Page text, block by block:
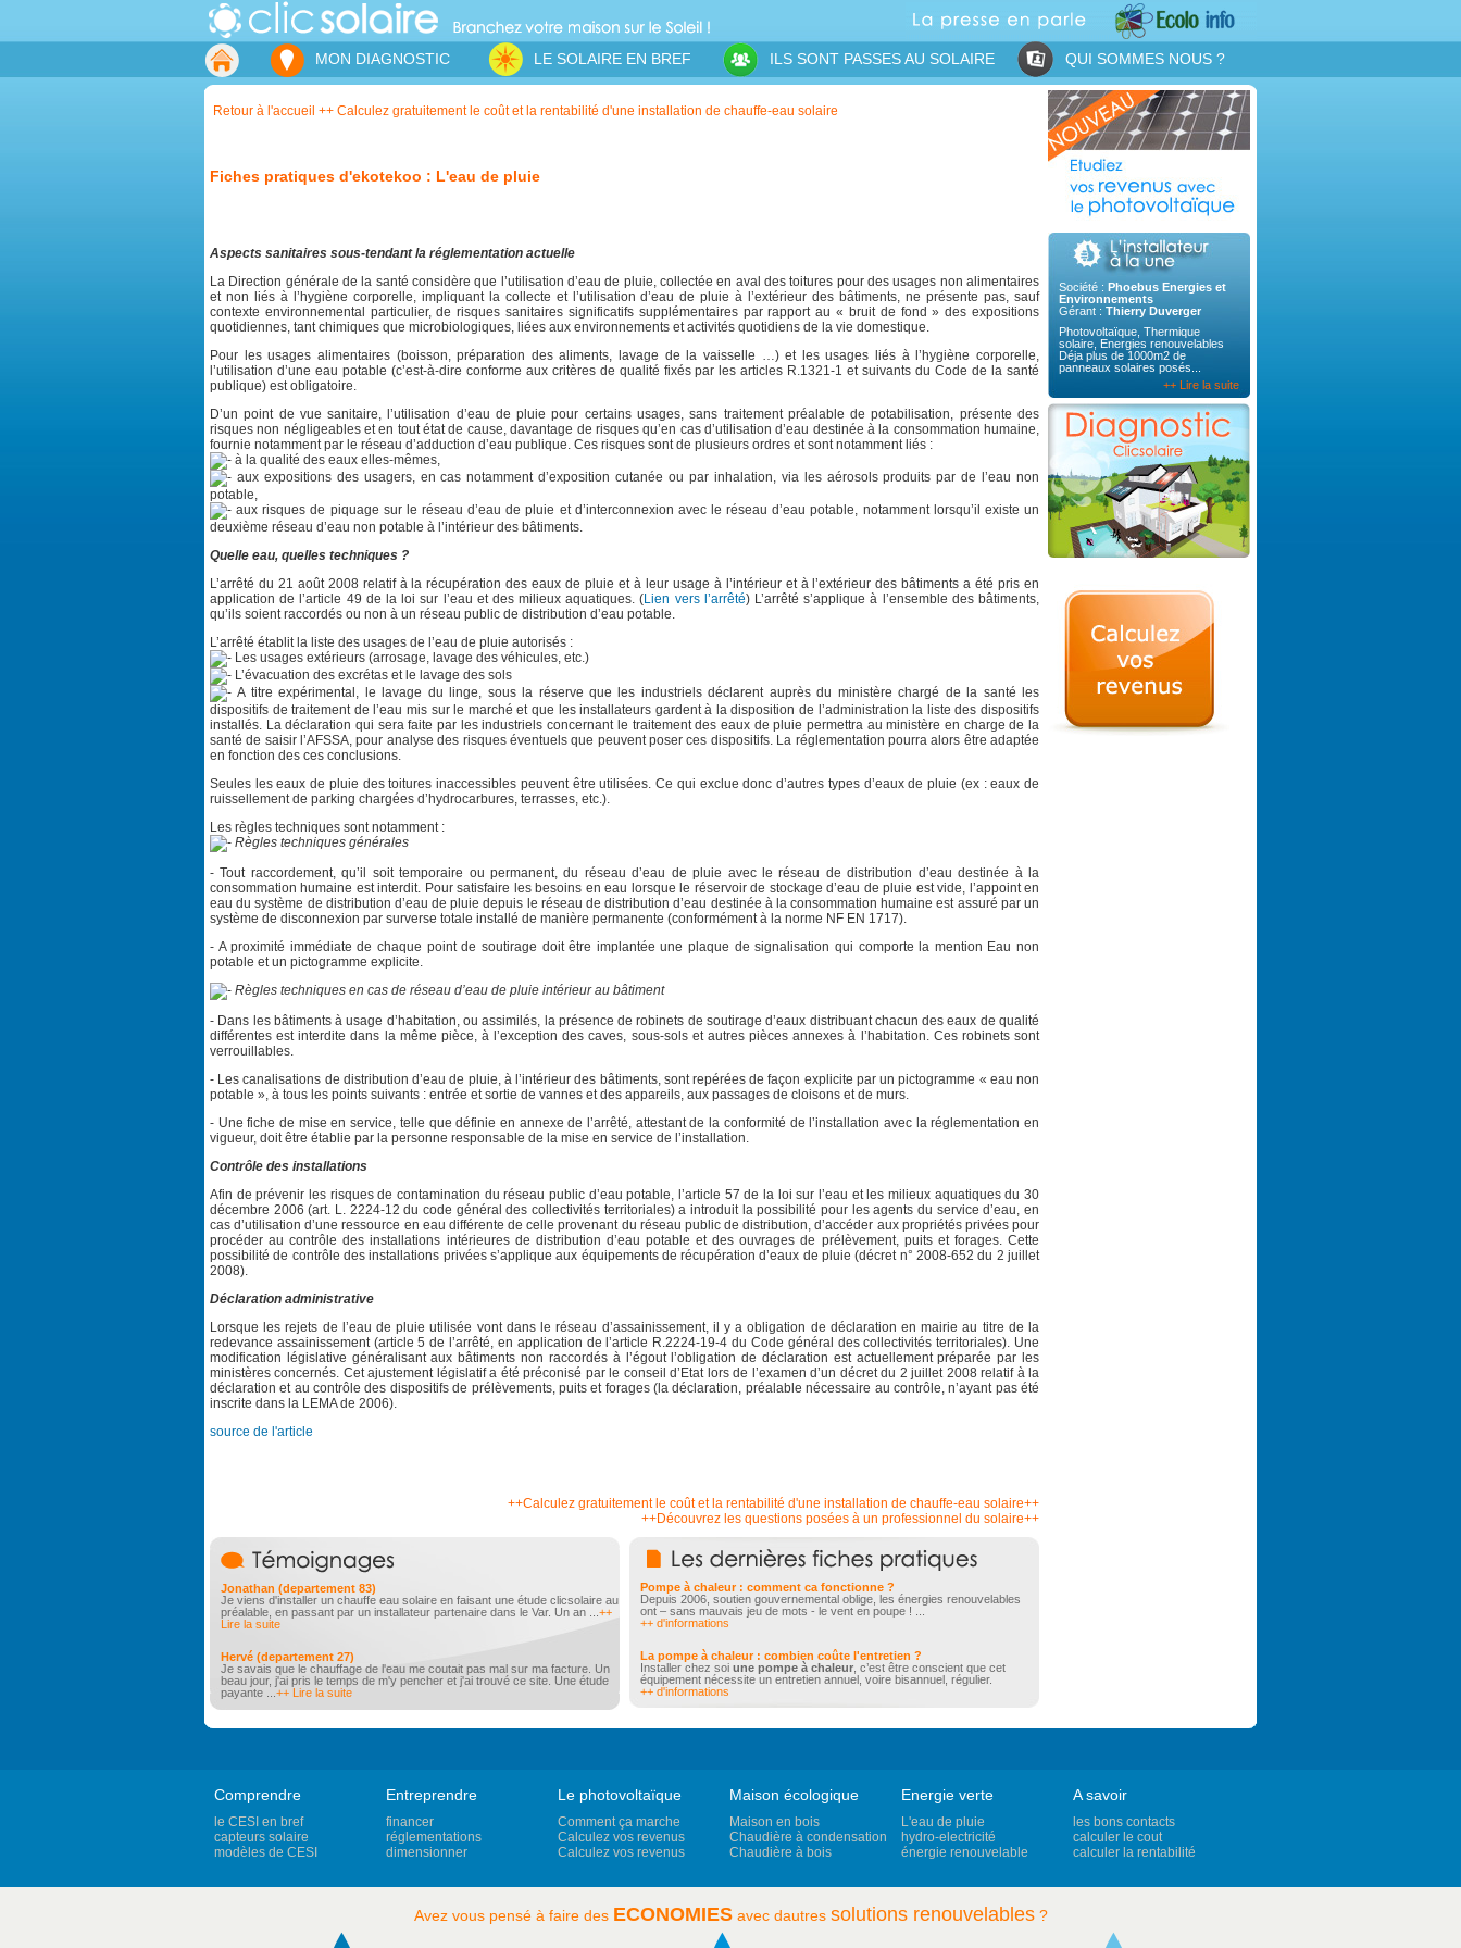
MON DIAGNOSTIC LE SOLAIRE EN BREF ILS SONT PASSES AU SOLAIRE QUI SOMMES NOUS ?
Retour à l'accueil ++ Calculez gratuitement le coût et la rentabilité d'une installation de chauffe-eau solaire
Société : Phoebus Energies et
Environnements
Gérant : Thierry Duverger
Photovoltaïque, Thermique
solaire, Energies renouvelables
Déja plus de 1000m2 de
panneaux solaires posés...
++ Lire la suite
Fiches pratiques d'ekotekoo : L'eau de pluie
Aspects sanitaires sous-tendant la réglementation actuelle
La Direction générale de la santé considère que l’utilisation d’eau de pluie, collectée en aval des toitures pour des usages non alimentaires
et non liés à l’hygiène corporelle, impliquant la collecte et l’utilisation d’eau de pluie à l’extérieur des bâtiments, ne présente pas, sauf
contexte environnemental particulier, de risques sanitaires significatifs supplémentaires par rapport au « bruit de fond » des expositions
quotidiennes, tant chimiques que microbiologiques, liées aux environnements et activités quotidiens de la vie domestique.
Pour les usages alimentaires (boisson, préparation des aliments, lavage de la vaisselle …) et les usages liés à l’hygiène corporelle,
l’utilisation d’une eau potable (c’est-à-dire conforme aux critères de qualité fixés par les articles R.1321-1 et suivants du Code de la santé
publique) est obligatoire.
D’un point de vue sanitaire, l’utilisation d’eau de pluie pour certains usages, sans traitement préalable de potabilisation, présente des
risques non négligeables et en tout état de cause, davantage de risques qu’en cas d’utilisation d’eau destinée à la consommation humaine,
fournie notamment par le réseau d’adduction d’eau publique. Ces risques sont de plusieurs ordres et sont notamment liés :
à la qualité des eaux elles-mêmes,
aux expositions des usagers, en cas notamment d’exposition cutanée ou par inhalation, via les aérosols produits par de l’eau non
potable,
aux risques de piquage sur le réseau d’eau de pluie et d’interconnexion avec le réseau d’eau potable, notamment lorsqu’il existe un
deuxième réseau d’eau non potable à l’intérieur des bâtiments.
Quelle eau, quelles techniques ?
L’arrêté du 21 août 2008 relatif à la récupération des eaux de pluie et à leur usage à l’intérieur et à l’extérieur des bâtiments a été pris en
application de l’article 49 de la loi sur l’eau et des milieux aquatiques. (Lien vers l’arrêté) L’arrêté s’applique à l’ensemble des bâtiments,
qu’ils soient raccordés ou non à un réseau public de distribution d’eau potable.
L’arrêté établit la liste des usages de l’eau de pluie autorisés :
Les usages extérieurs (arrosage, lavage des véhicules, etc.)
L’évacuation des excrétas et le lavage des sols
A titre expérimental, le lavage du linge, sous la réserve que les industriels déclarent auprès du ministère chargé de la santé les
dispositifs de traitement de l’eau mis sur le marché et que les installateurs gardent à la disposition de l’administration la liste des dispositifs
installés. La déclaration qui sera faite par les industriels concernant le traitement des eaux de pluie permettra au ministère en charge de la
santé de saisir l’AFSSA, pour analyse des risques éventuels que peuvent poser ces dispositifs. La réglementation pourra alors être adaptée
en fonction des ces conclusions.
Seules les eaux de pluie des toitures inaccessibles peuvent être utilisées. Ce qui exclue donc d’autres types d’eaux de pluie (ex : eaux de
ruissellement de parking chargées d’hydrocarbures, terrasses, etc.).
Les règles techniques sont notamment :
Règles techniques générales
- Tout raccordement, qu’il soit temporaire ou permanent, du réseau d’eau de pluie avec le réseau de distribution d’eau destinée à la
consommation humaine est interdit. Pour satisfaire les besoins en eau lorsque le réservoir de stockage d’eau de pluie est vide, l’appoint en
eau du système de distribution d’eau de pluie depuis le réseau de distribution d’eau destinée à la consommation humaine est assuré par un
système de disconnexion par surverse totale installé de manière permanente (conformément à la norme NF EN 1717).
- A proximité immédiate de chaque point de soutirage doit être implantée une plaque de signalisation qui comporte la mention Eau non
potable et un pictogramme explicite.
Règles techniques en cas de réseau d’eau de pluie intérieur au bâtiment
- Dans les bâtiments à usage d’habitation, ou assimilés, la présence de robinets de soutirage d’eaux distribuant chacun des eaux de qualité
différentes est interdite dans la même pièce, à l’exception des caves, sous-sols et autres pièces annexes à l’habitation. Ces robinets sont
verrouillables.
- Les canalisations de distribution d’eau de pluie, à l’intérieur des bâtiments, sont repérées de façon explicite par un pictogramme « eau non
potable », à tous les points suivants : entrée et sortie de vannes et des appareils, aux passages de cloisons et de murs.
- Une fiche de mise en service, telle que définie en annexe de l’arrêté, attestant de la conformité de l’installation avec la réglementation en
vigueur, doit être établie par la personne responsable de la mise en service de l’installation.
Contrôle des installations
Afin de prévenir les risques de contamination du réseau public d’eau potable, l’article 57 de la loi sur l’eau et les milieux aquatiques du 30
décembre 2006 (art. L. 2224-12 du code général des collectivités territoriales) a introduit la possibilité pour les agents du service d’eau, en
cas d’utilisation d’une ressource en eau différente de celle provenant du réseau public de distribution, d’accéder aux propriétés privées pour
procéder au contrôle des installations intérieures de distribution d’eau potable et des ouvrages de prélèvement, puits et forages. Cette
possibilité de contrôle des installations privées s’applique aux équipements de récupération d’eaux de pluie (décret n° 2008-652 du 2 juillet
2008).
Déclaration administrative
Lorsque les rejets de l’eau de pluie utilisée vont dans le réseau d’assainissement, il y a obligation de déclaration en mairie au titre de la
redevance assainissement (article 5 de l’arrêté, en application de l’article R.2224-19-4 du Code général des collectivités territoriales). Une
modification législative généralisant aux bâtiments non raccordés à l’égout l’obligation de déclaration est actuellement préparée par les
ministères concernés. Cet ajustement législatif a été préconisé par le conseil d’Etat lors de l’examen d’un décret du 2 juillet 2008 relatif à la
déclaration et au contrôle des dispositifs de prélèvements, puits et forages (la déclaration, préalable nécessaire au contrôle, n’ayant pas été
inscrite dans la LEMA de 2006).
source de l'article
++Calculez gratuitement le coût et la rentabilité d'une installation de chauffe-eau solaire++
++Découvrez les questions posées à un professionnel du solaire++
Jonathan (departement 83)
Je viens d'installer un chauffe eau solaire en faisant une étude clicsolaire au
préalable, en passant par un installateur partenaire dans le Var. Un an ... ++
Lire la suite
Hervé (departement 27)
Je savais que le chauffage de l'eau me coutait pas mal sur ma facture. Un
beau jour, j'ai pris le temps de m'y pencher et j'ai trouvé ce site. Une étude
payante ... ++ Lire la suite
Pompe à chaleur : comment ca fonctionne ?
Depuis 2006, soutien gouvernemental oblige, les énergies renouvelables
ont – sans mauvais jeu de mots - le vent en poupe ! ...
++ d'informations
La pompe à chaleur : combien coûte l'entretien ?
Installer chez soi une pompe à chaleur , c’est être conscient que cet
équipement nécessite un entretien annuel, voire bisannuel, régulier.
++ d'informations
Comprendre
le CESI en bref
capteurs solaire
modèles de CESI
Entreprendre
financer
réglementations
dimensionner
Le photovoltaïque
Comment ça marche
Calculez vos revenus
Calculez vos revenus
Maison écologique
Maison en bois
Chaudière à condensation
Chaudière à bois
Energie verte
L'eau de pluie
hydro-electricité
énergie renouvelable
A savoir
les bons contacts
calculer le cout
calculer la rentabilité
Avez vous pensé à faire des ECONOMIESavec dautres solutions renouvelables?